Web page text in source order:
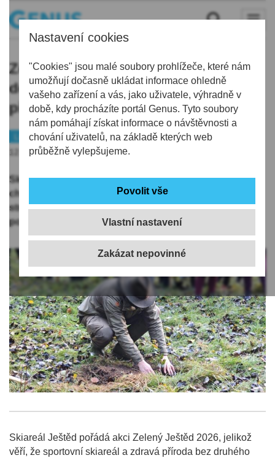
Nastavení cookies
"Cookies" jsou malé soubory prohlížeče, které nám
umožňují dočasně ukládat informace ohledně
vašeho zařízení a vás, jako uživatele, výhradně v
době, kdy procházíte portál Genus. Tyto soubory
nám pomáhají získat informace o návštěvnosti a
chování uživatelů, na základě kterých web
průběžně vylepšujeme.
Vlastní nastavení
Zelený Ještěd 2026: zasaď s dalšími
dobrovolníky strom a pomůžeš
přírodě
Liberec Příroda
Tip
12.05.2026 | 14:32
Skiareál Ještěd zve všechny, kteří mají rádi přírodu a
chtějí pro ni něco udělat, na dobrovolnické sázení
stromků. Pojďte s námi vrátit přírodě to, co jí patří a
pomozte nám zazelenit Ještěd už 15. května.
Skiareál Ještěd pořádá akci Zelený Ještěd 2026, jelikož
věří, že sportovní skiareál a zdravá příroda bez druhého